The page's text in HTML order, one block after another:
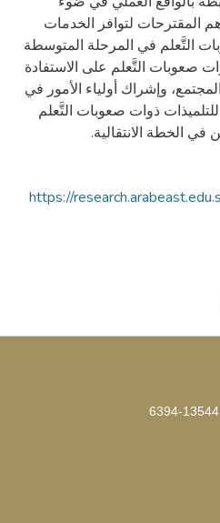
المقترحات لتوافر الخدمات
التَّعلم في المرحلة المتوسطة
صعوبات التَّعلم على الاستفادة
وإشراك أولياء الأمور في
للتلميذات ذوات صعوبات التَّعلم
في الخطة الانتقالية.
https://